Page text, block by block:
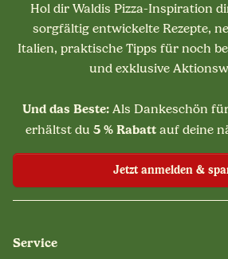
Hol dir Waldis Pizza-Inspiration
sorgfältig entwickelte Rezepte,
Italien, praktische Tipps für noch
und exklusive
Und das Beste: Als Dankeschön
erhältst du 5 % Rabattauf deine
Jetzt anmelden &
Service